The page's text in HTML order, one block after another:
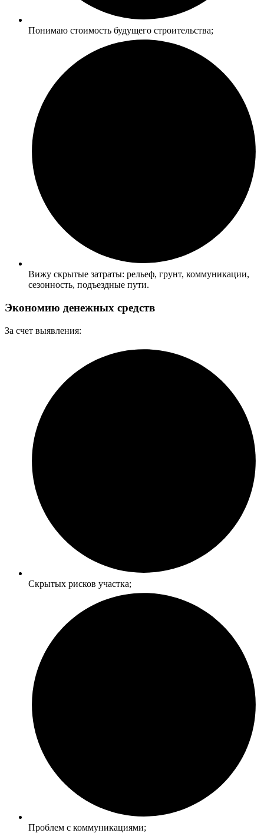
Понимаю стоимость будущего строительства;
Вижу скрытые затраты: рельеф, грунт, коммуникации,
сезонность, подъездные пути.
Экономию денежных средств
За счет выявления:
Скрытых рисков участка;
Проблем с коммуникациями;